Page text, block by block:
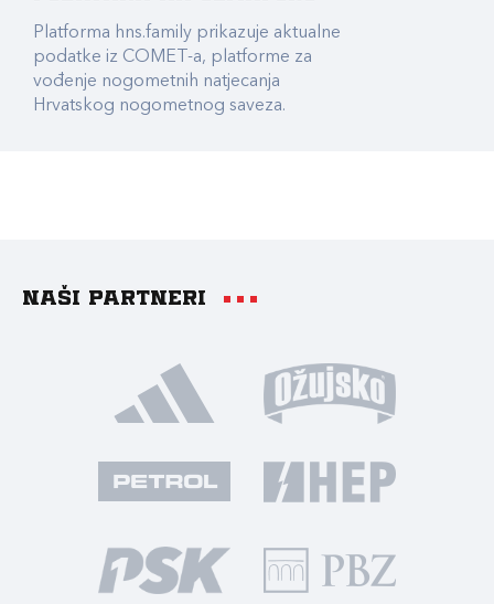
Platforma hns.family prikazuje aktualne
podatke iz COMET-a, platforme za
vođenje nogometnih natjecanja
Hrvatskog nogometnog saveza.
Naši partneri